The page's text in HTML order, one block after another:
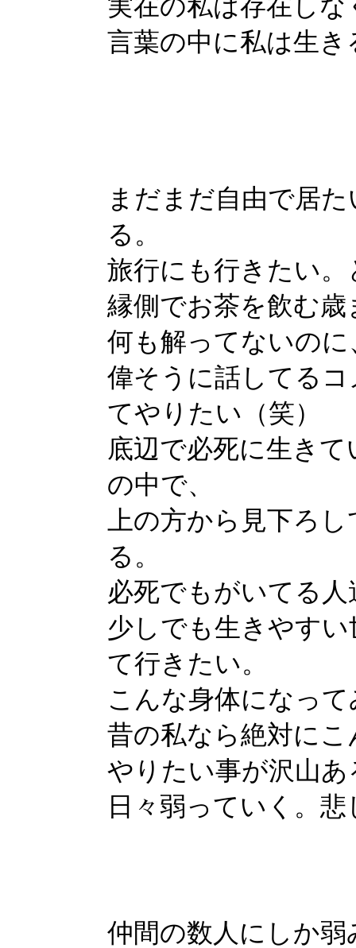
実在の私は存在し
言葉の中に私は生き
まだまだ自由で居
る。
旅行にも行きたい
縁側でお茶を飲む
何も解ってないのに
偉そうに話してる
てやりたい（笑）
底辺で必死に生き
の中で、
上の方から見下ろ
る。
必死でもがいてる人
少しでも生きやす
て行きたい。
こんな身体になっ
昔の私なら絶対に
やりたい事が沢山
日々弱っていく。
仲間の数人にしか